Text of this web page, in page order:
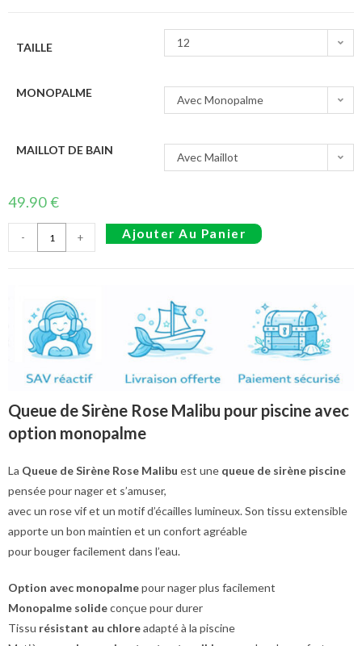
TAILLE 12
MONOPALME
Avec Monopalme
MAILLOT DE BAIN
Avec Maillot
49.90€
- + Ajouter Au Panier
Queue de Sirène Rose Malibu pour piscine avec
option monopalme
La Queue de Sirène Rose Malibu est une queue de sirène piscine
pensée pour nager et s’amuser,
avec un rose vif et un motif d’écailles lumineux. Son tissu extensible
apporte un bon maintien et un confort agréable
pour bouger facilement dans l’eau.
Option avec monopalmepour nager plus facilement
Monopalme solideconçue pour durer
Tissu résistant au chloreadapté à la piscine